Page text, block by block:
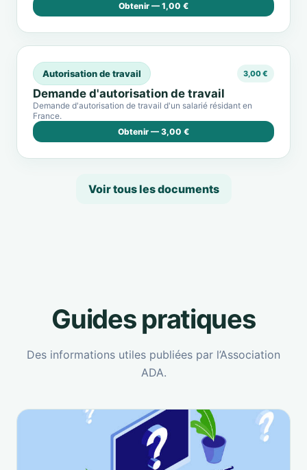
Obtenir — 1,00 €
Autorisation de travail 3,00 €
Demande d'autorisation de travail
Demande d'autorisation de travail d'un salarié résidant en
France.
Obtenir — 3,00 €
Voir tous les documents
Guides pratiques
Des informations utiles publiées par l’Association
ADA.